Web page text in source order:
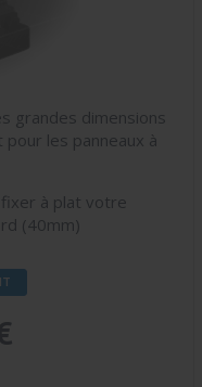
grandes dimensions
les panneaux à
à plat votre
(40mm)